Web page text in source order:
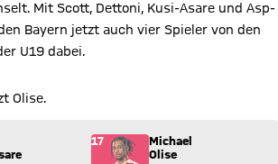
Mit Scott, Dettoni, Kusi-Asare und Asp-
Bayern jetzt auch vier Spieler von den
U19 dabei.
Olise.
Asare (41) kommt für Michael Olise
17
Michael
Olise